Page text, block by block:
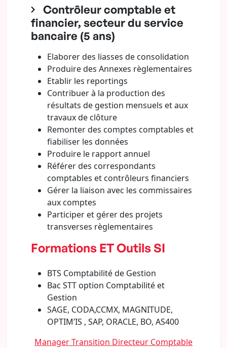
Contrôleur comptable et
financier, secteur du service
bancaire (5 ans)
Elaborer des liasses de consolidation
Produire des Annexes règlementaires
Etablir les reportings
Contribuer à la production des
résultats de gestion mensuels et aux
travaux de clôture
Remonter des comptes comptables et
fiabiliser les données
Produire le rapport annuel
Référer des correspondants
comptables et contrôleurs financiers
Gérer la liaison avec les commissaires
aux comptes
Participer et gérer des projets
transverses règlementaires
Formations ET Outils SI
BTS Comptabilité de Gestion
Bac STT option Comptabilité et
Gestion
SAGE, CODA,CCMX, MAGNITUDE,
OPTIM’IS , SAP, ORACLE, BO, AS400
Manager Transition Directeur Comptable